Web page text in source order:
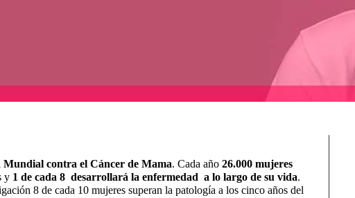
Mundial contra el Cáncer de Mama. Cada año26.000 mujeres
y 1 de cada 8 desarrollará la enfermedad a lo largo de su vida.
8 de cada 10 mujeres superan la patología a los cinco años del